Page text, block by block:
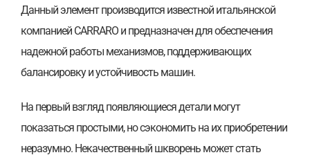
Данный элемент производится известной итальянской
компанией CARRARO и предназначен для обеспечения
надежной работы механизмов, поддерживающих
балансировку и устойчивость машин.
На первый взгляд появляющиеся детали могут
показаться простыми, но сэкономить на их приобретении
неразумно. Некачественный шкворень может стать